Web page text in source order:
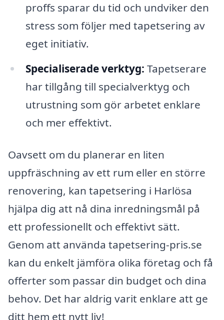
proffs sparar du tid och undviker den
stress som följer med tapetsering av
eget initiativ.
Specialiserade verktyg: Tapetserare
har tillgång till specialverktyg och
utrustning som gör arbetet enklare
och mer effektivt.
Oavsett om du planerar en liten
uppfräschning av ett rum eller en större
renovering, kan tapetsering i Harlösa
hjälpa dig att nå dina inredningsmål på
ett professionellt och effektivt sätt.
Genom att använda tapetsering-pris.se
kan du enkelt jämföra olika företag och få
offerter som passar din budget och dina
behov. Det har aldrig varit enklare att ge
ditt hem ett nytt liv!